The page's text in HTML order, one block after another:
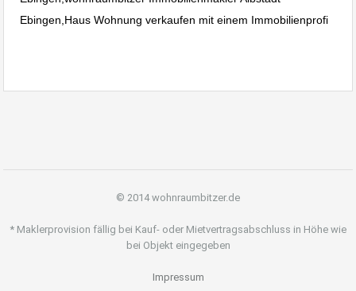
Ebingen,Haus Wohnung verkaufen mit einem Immobilienprofi
© 2014 wohnraumbitzer.de
* Maklerprovision fällig bei Kauf- oder Mietvertragsabschluss in Höhe wie
bei Objekt eingegeben
Impressum